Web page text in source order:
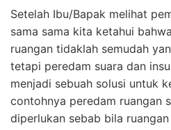
Setelah Ibu/Bapak melihat
sama sama kita ketahui
ruangan tidaklah semudah
tetapi peredam suara dan
menjadi sebuah solusi untuk
contohnya peredam ruangan
diperlukan sebab bila